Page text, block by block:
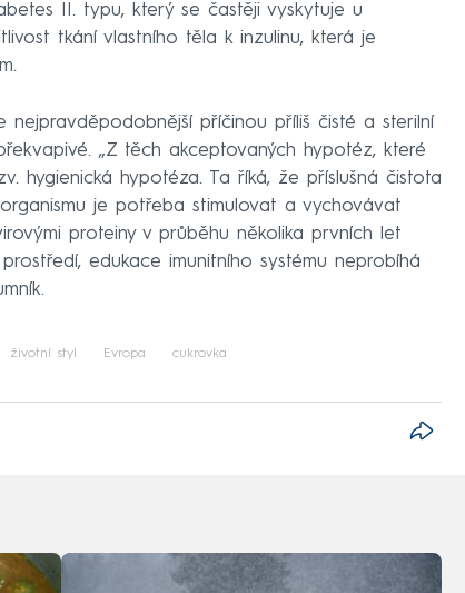
II. typu, který se častěji vyskytuje u
tkání vlastního těla k inzulinu, která je
nejpravděpodobnější příčinou příliš čisté a sterilní
„Z těch akceptovaných hypotéz, které
hygienická hypotéza. Ta říká, že příslušná čistota
je potřeba stimulovat a vychovávat
proteiny v průběhu několika prvních let
edukace imunitního systému neprobíhá
životní styl Evropa cukrovka